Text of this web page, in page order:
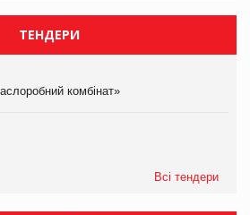
ТЕНДЕРИ
комбінат»
Всі тендери